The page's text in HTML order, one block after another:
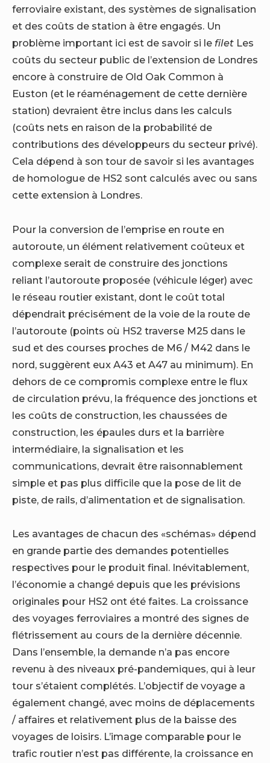
ferroviaire existant, des systèmes de signalisation
et des coûts de station à être engagés. Un
problème important ici est de savoir si le filet Les
coûts du secteur public de l’extension de Londres
encore à construire de Old Oak Common à
Euston (et le réaménagement de cette dernière
station) devraient être inclus dans les calculs
(coûts nets en raison de la probabilité de
contributions des développeurs du secteur privé).
Cela dépend à son tour de savoir si les avantages
de homologue de HS2 sont calculés avec ou sans
cette extension à Londres.
Pour la conversion de l’emprise en route en
autoroute, un élément relativement coûteux et
complexe serait de construire des jonctions
reliant l’autoroute proposée (véhicule léger) avec
le réseau routier existant, dont le coût total
dépendrait précisément de la voie de la route de
l’autoroute (points où HS2 traverse M25 dans le
sud et des courses proches de M6 / M42 dans le
nord, suggèrent eux A43 et A47 au minimum). En
dehors de ce compromis complexe entre le flux
de circulation prévu, la fréquence des jonctions et
les coûts de construction, les chaussées de
construction, les épaules durs et la barrière
intermédiaire, la signalisation et les
communications, devrait être raisonnablement
simple et pas plus difficile que la pose de lit de
piste, de rails, d’alimentation et de signalisation.
Les avantages de chacun des «schémas» dépend
en grande partie des demandes potentielles
respectives pour le produit final. Inévitablement,
l’économie a changé depuis que les prévisions
originales pour HS2 ont été faites. La croissance
des voyages ferroviaires a montré des signes de
flétrissement au cours de la dernière décennie.
Dans l’ensemble, la demande n’a pas encore
revenu à des niveaux pré-pandemiques, qui à leur
tour s’étaient complétés. L’objectif de voyage a
également changé, avec moins de déplacements
/ affaires et relativement plus de la baisse des
voyages de loisirs. L’image comparable pour le
trafic routier n’est pas différente, la croissance en